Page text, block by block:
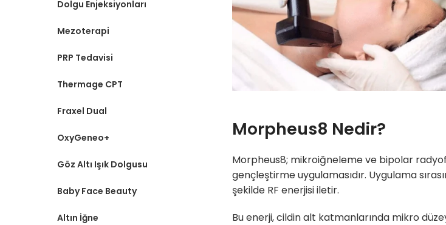
Morpheus8 Nedir?
Morpheus8; mikroiğneleme ve bipolar
gençleştirme uygulamasıdır. Uygulama
şekilde RF enerjisi iletir.
Bu enerji, cildin alt katmanlarında mikro
Dolgu Enjeksiyonları
Mezoterapi
PRP Tedavisi
Thermage CPT
Fraxel Dual
OxyGeneo+
Göz Altı Işık Dolgusu
Baby Face Beauty
Altın İğne